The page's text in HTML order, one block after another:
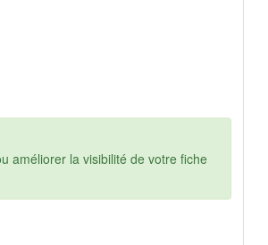
améliorer la visibilité de votre fiche